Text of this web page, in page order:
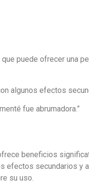
puede ofrecer una
algunos efectos
fue abrumadora.”
beneficios
secundarios y
su uso.